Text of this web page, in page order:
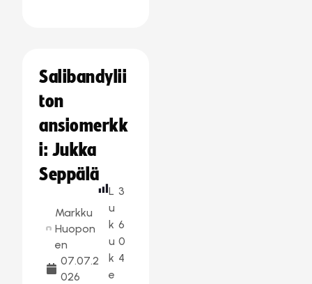
Salibandylii
ton
ansiomerkk
i: Jukka
Seppälä
Markku
Huopon
en
07.07.2
026
L
u
k
u
k
e
3
6
0
4